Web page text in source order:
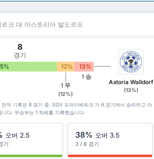
크 대 아스토리아 발도르프
8
경기
12% 13%
1 무
(12%)
1 승
Astoria Walldorf
(13%)
적 기록은 8 경기 중, SGV 프라이베르크 가 6 경기에서 승리하고 아
다. 무승부는 1 차례를 기록했습니다.
오버 2.5
기
38% 오버 3.5
3 / 8 경기